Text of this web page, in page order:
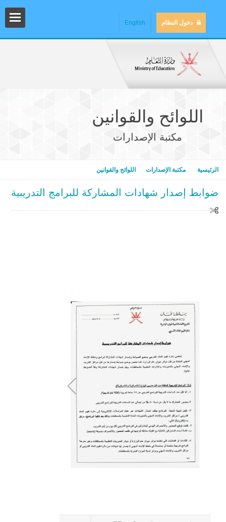
دخول النظام English
اللوائح والقوانين
مكتبة الإصدارات
الرئيسية مكتبة الإصدارات اللوائح والقوانين
ضوابط إصدار شهادات المشاركة للبرامج التدريبية